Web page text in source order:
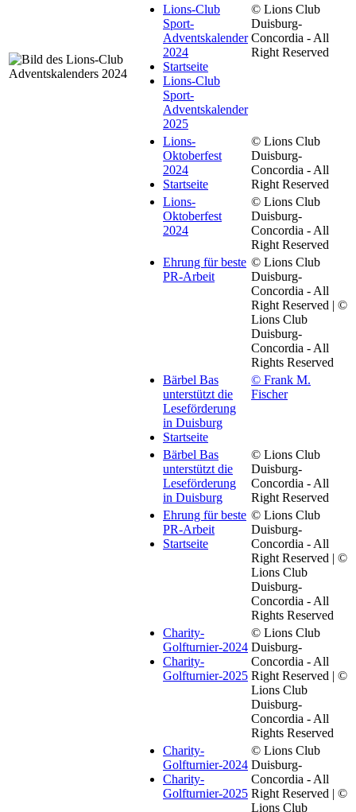
Lions-Club
Sport-
Adventskalender
2024
Startseite
Lions-Club
Sport-
Adventskalender
2025
© Lions Club
Duisburg-
Concordia - All
Right Reserved
Lions-
Oktoberfest
2024
Startseite
© Lions Club
Duisburg-
Concordia - All
Right Reserved
Lions-
Oktoberfest
2024
© Lions Club
Duisburg-
Concordia - All
Right Reserved
Ehrung für beste
PR-Arbeit
© Lions Club
Duisburg-
Concordia - All
Right Reserved | ©
Lions Club
Duisburg-
Concordia - All
Rights Reserved
Bärbel Bas
unterstützt die
Leseförderung
in Duisburg
Startseite
© Frank M.
Fischer
Bärbel Bas
unterstützt die
Leseförderung
in Duisburg
© Lions Club
Duisburg-
Concordia - All
Right Reserved
Ehrung für beste
PR-Arbeit
Startseite
© Lions Club
Duisburg-
Concordia - All
Right Reserved | ©
Lions Club
Duisburg-
Concordia - All
Rights Reserved
Charity-
Golfturnier-2024
Charity-
Golfturnier-2025
© Lions Club
Duisburg-
Concordia - All
Right Reserved | ©
Lions Club
Duisburg-
Concordia - All
Rights Reserved
Charity-
Golfturnier-2024
Charity-
Golfturnier-2025
© Lions Club
Duisburg-
Concordia - All
Right Reserved | ©
Lions Club